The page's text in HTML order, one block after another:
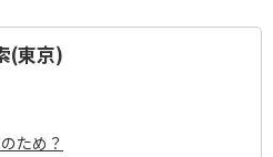
(東京)
ため？